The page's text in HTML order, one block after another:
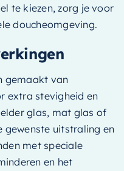
te kiezen, zorg je voor
doucheomgeving.
gemaakt van
extra stevigheid en
glas, mat glas of
uitstraling en
met speciale
en het